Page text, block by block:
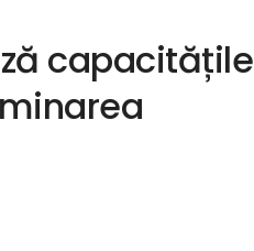
capacitățile